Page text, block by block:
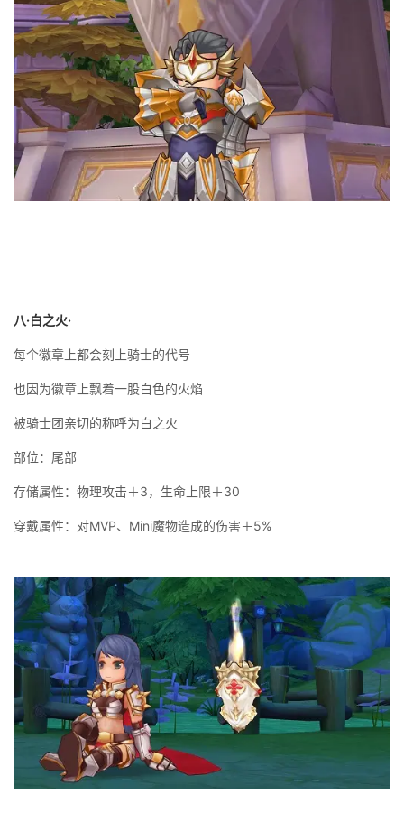
八·白之火·
每个徽章上都会刻上骑士的代号
也因为徽章上飘着一股白色的火焰
被骑士团亲切的称呼为白之火
部位：尾部
存储属性：物理攻击＋3，生命上限＋30
穿戴属性：对MVP、Mini魔物造成的伤害＋5%